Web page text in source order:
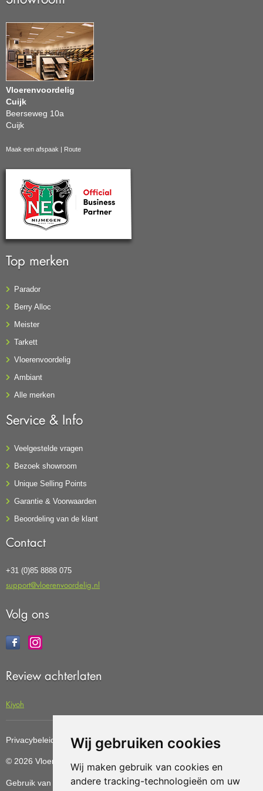
Wij gebruiken cookies
Wij maken gebruik van cookies en
andere tracking-technologieën om uw
Vloerenvoordelig
Cuijk
Beerseweg 10a
Cuijk
Maak een afspaak Route
Top merken
Parador
Berry Alloc
Meister
Tarkett
Vloerenvoordelig
Ambiant
Alle merken
Service & Info
Veelgestelde vragen
Bezoek showroom
Unique Selling Points
Garantie & Voorwaarden
Beoordeling van de klant
Contact
+31 (0)85 8888 075
support@vloerenvoordelig.nl
Volg ons
Review achterlaten
Kiyoh
Privacybeleid Cookiebeleid Update cookies preferences
© 2026 Vloerenvoordelig Deze website is ontwikkeld door AGN
Gebruik van deze site betekent dat u dealgemene voorwaarden